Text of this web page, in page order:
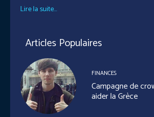
Lire la suite...
Articles Populaires
FINANCES
Campagne de
aider la Grèce